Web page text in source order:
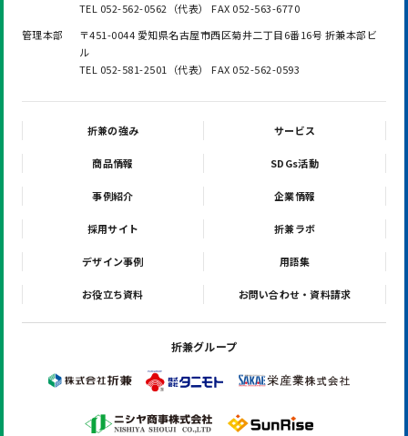
TEL 052-562-0562（代表） FAX 052-563-6770
管理本部
〒451-0044 愛知県名古屋市西区菊井二丁目6番16号 折兼本部ビ
ル
TEL 052-581-2501（代表） FAX 052-562-0593
折兼の強み サービス
商品情報 SDGs活動
事例紹介 企業情報
採用サイト 折兼ラボ
デザイン事例 用語集
お役立ち資料 お問い合わせ・資料請求
折兼グループ